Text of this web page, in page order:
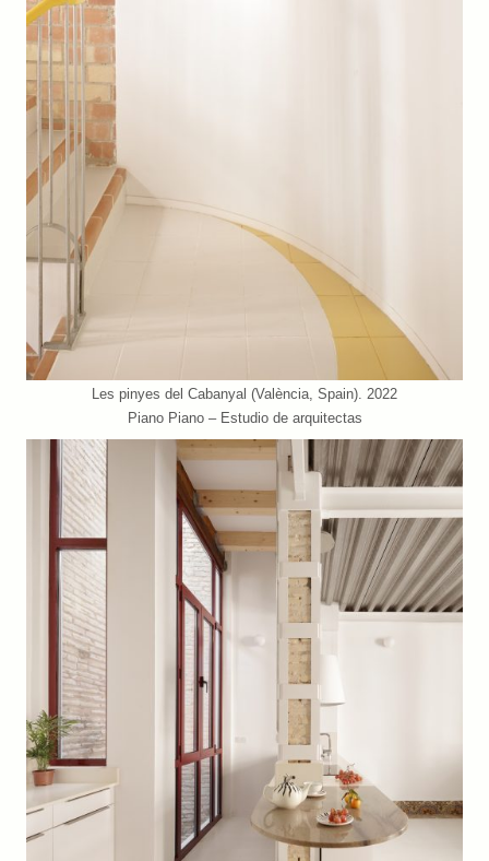
Les pinyes del Cabanyal (València, Spain). 2022
Piano Piano – Estudio de arquitectas